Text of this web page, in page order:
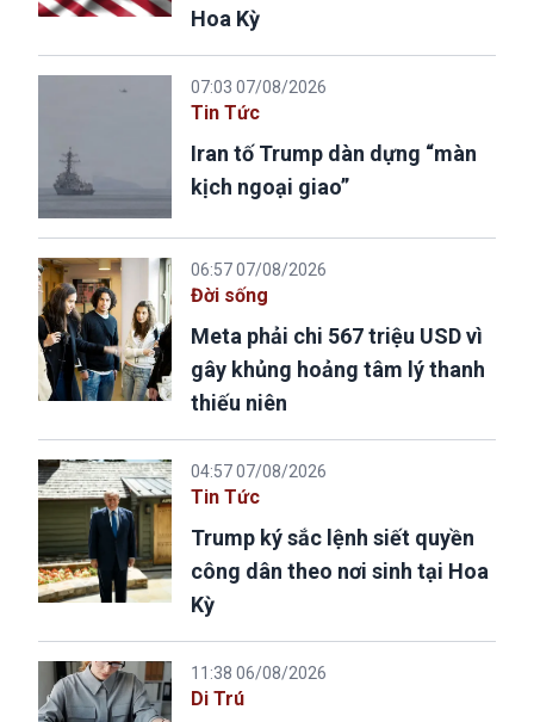
Hoa Kỳ
07:03 07/08/2026
Tin Tức
Iran tố Trump dàn dựng “màn
kịch ngoại giao”
06:57 07/08/2026
Đời sống
Meta phải chi 567 triệu USD vì
gây khủng hoảng tâm lý thanh
thiếu niên
04:57 07/08/2026
Tin Tức
Trump ký sắc lệnh siết quyền
công dân theo nơi sinh tại Hoa
Kỳ
11:38 06/08/2026
Di Trú